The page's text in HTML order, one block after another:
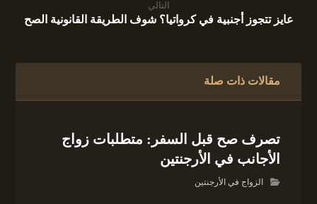
التالي
عايز تتجوز أجنبية في كرواتيا؟ شوف الطريقة القانونية الصح
مقالات ذات صلة
تصرف صح قبل السفر: متطلبات زواج
الأجانب في الأرجنتين
الزواج في الأرجنتين